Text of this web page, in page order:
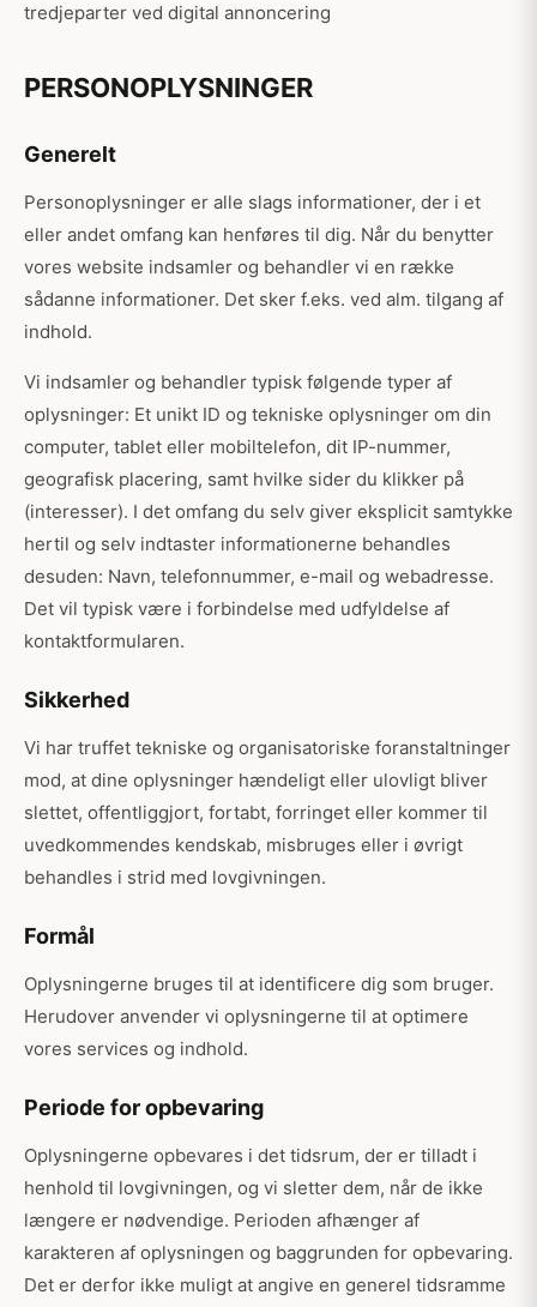
tredjeparter ved digital annoncering
PERSONOPLYSNINGER
Generelt
Personoplysninger er alle slags informationer, der i et
eller andet omfang kan henføres til dig. Når du benytter
vores website indsamler og behandler vi en række
sådanne informationer. Det sker f.eks. ved alm. tilgang af
indhold.
Vi indsamler og behandler typisk følgende typer af
oplysninger: Et unikt ID og tekniske oplysninger om din
computer, tablet eller mobiltelefon, dit IP-nummer,
geografisk placering, samt hvilke sider du klikker på
(interesser). I det omfang du selv giver eksplicit samtykke
hertil og selv indtaster informationerne behandles
desuden: Navn, telefonnummer, e-mail og webadresse.
Det vil typisk være i forbindelse med udfyldelse af
kontaktformularen.
Sikkerhed
Vi har truffet tekniske og organisatoriske foranstaltninger
mod, at dine oplysninger hændeligt eller ulovligt bliver
slettet, offentliggjort, fortabt, forringet eller kommer til
uvedkommendes kendskab, misbruges eller i øvrigt
behandles i strid med lovgivningen.
Formål
Oplysningerne bruges til at identificere dig som bruger.
Herudover anvender vi oplysningerne til at optimere
vores services og indhold.
Periode for opbevaring
Oplysningerne opbevares i det tidsrum, der er tilladt i
henhold til lovgivningen, og vi sletter dem, når de ikke
længere er nødvendige. Perioden afhænger af
karakteren af oplysningen og baggrunden for opbevaring.
Det er derfor ikke muligt at angive en generel tidsramme